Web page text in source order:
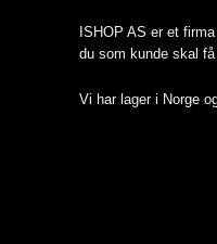
ISHOP AS er et
du som kunde skal
Vi har lager i Norge